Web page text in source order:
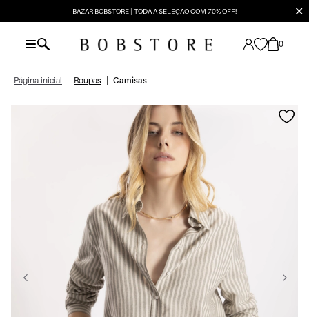
BAZAR BOBSTORE | TODA A SELEÇÃO COM 70% OFF! ✕
0
Página inicial Roupas Camisas